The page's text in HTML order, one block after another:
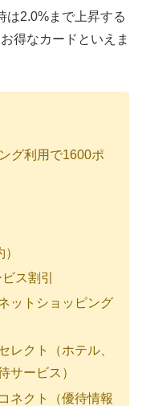
は2.0%まで上昇する
得なカードといえま
グ利用で1600ポ
ス割引
ットショッピング
レクト（ホテル、
サービス）
ネクト（優待情報